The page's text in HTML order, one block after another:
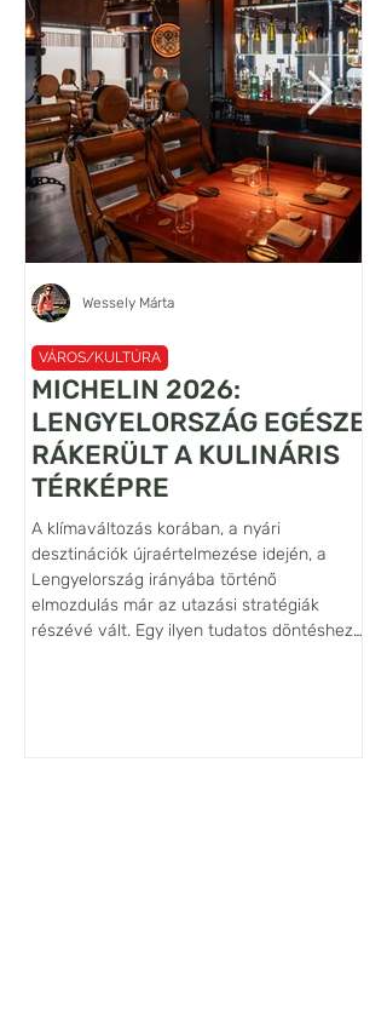
MICHELIN 2026:
LENGYELORSZÁG EGÉSZE
RÁKERÜLT A KULINÁRIS
TÉRKÉPRE
A klímaváltozás korában, a nyári
desztinációk újraértelmezése idején, a
Lengyelország irányába történő
elmozdulás már az utazási stratégiák
részévé vált. Egy ilyen tudatos döntéshez
VÁROS/KULTÚRA
Wessely Márta